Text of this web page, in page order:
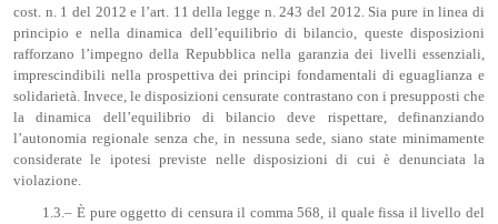
cost. n. 1 del 2012 e l’art. 11 della legge n. 243 del 2012. Sia pure in linea di
principio e nella dinamica dell’equilibrio di bilancio, queste disposizioni
rafforzano l’impegno della Repubblica nella garanzia dei livelli essenziali,
imprescindibili nella prospettiva dei principi fondamentali di eguaglianza e
solidarietà. Invece, le disposizioni censurate contrastano con i presupposti che
la dinamica dell’equilibrio di bilancio deve rispettare, definanziando
l’autonomia regionale senza che, in nessuna sede, siano state minimamente
considerate le ipotesi previste nelle disposizioni di cui è denunciata la
violazione.
1.3.– È pure oggetto di censura il comma 568, il quale fissa il livello del